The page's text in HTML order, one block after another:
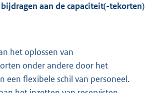
aan de capaciteit(-tekorten)
het oplossen van
onder andere door het
een flexibele schil van personeel.